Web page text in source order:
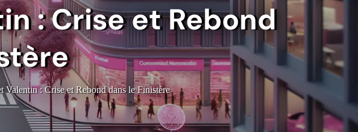
: Crise et Rebond
Valentin : Crise et Rebond dans le Finistère